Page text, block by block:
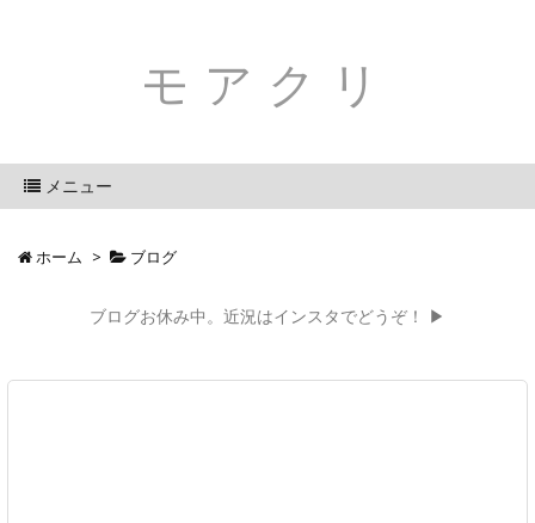
モアクリ
メニュー
ホーム > ブログ
ブログお休み中。近況はインスタでどうぞ！ ▶